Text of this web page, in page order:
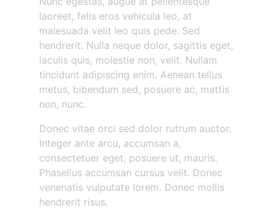
laoreet, felis eros vehicula leo, at
malesuada velit leo quis pede. Sed
hendrerit. Nulla neque dolor, sagittis eget,
iaculis quis, molestie non, velit. Nullam
tincidunt adipiscing enim. Aenean tellus
metus, bibendum sed, posuere ac, mattis
non, nunc.
Donec vitae orci sed dolor rutrum auctor.
Integer ante arcu, accumsan a,
consectetuer eget, posuere ut, mauris.
Phasellus accumsan cursus velit. Donec
venenatis vulputate lorem. Donec mollis
hendrerit risus.